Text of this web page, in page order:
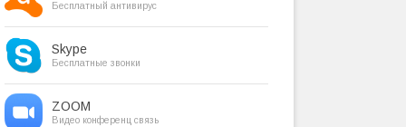
Бесплатный антивирус
Skype
Бесплатные звонки
ZOOM
Видео конференц связь